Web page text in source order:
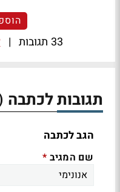
33 תגובות |
תגובות לכתבה
הגב לכתבה
שם המגיב *